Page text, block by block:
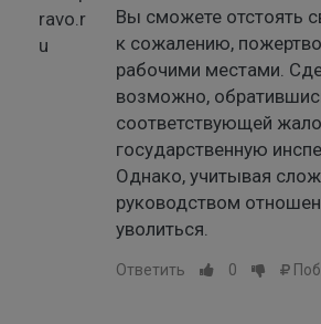
Вы сможете отстоять
к сожалению,
рабочими местами.
возможно,
соответствующей
государственную
Однако, учитывая
руководством
уволиться.
Ответить 0